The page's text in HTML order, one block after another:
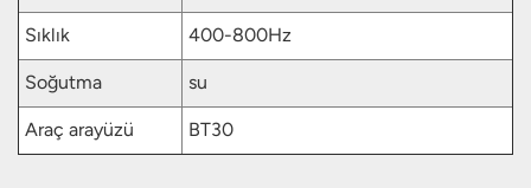
Sıklık 400-800Hz
Soğutma su
Araç arayüzü BT30